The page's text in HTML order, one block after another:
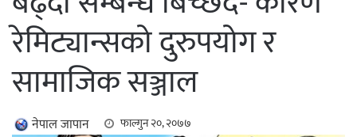
रेमिट्यान्सको दुरुपयोग र
सामाजिक सञ्जाल
नेपाल जापान फाल्गुन २०, २०७७